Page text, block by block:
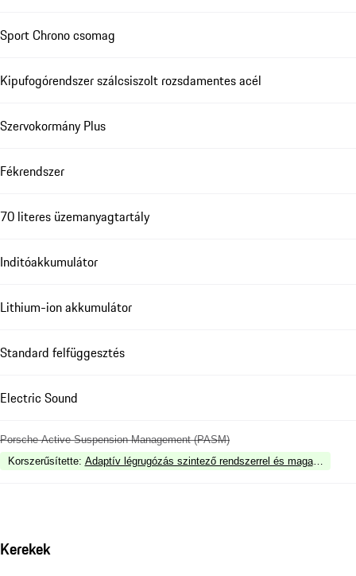
Sport Chrono csomag
Kipufogórendszer szálcsiszolt rozsdamentes acél
Szervokormány Plus
Fékrendszer
70 literes üzemanyagtartály
Inditóakkumulátor
Lithium-ion akkumulátor
Standard felfüggesztés
Electric Sound
Porsche Active Suspension Management (PASM)
Korszerűsítette: Adaptív légrugózás szintező rendszerrel és
Kerekek